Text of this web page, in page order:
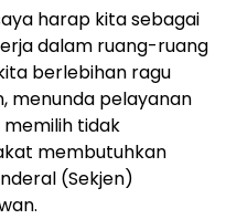
harap kita sebagai
dalam ruang-ruang
berlebihan ragu
menunda pelayanan
tidak
membutuhkan
(Sekjen)